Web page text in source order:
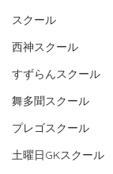
スクール
西神スクール
すずらんスクール
舞多聞スクール
プレゴスクール
土曜日GKスクール